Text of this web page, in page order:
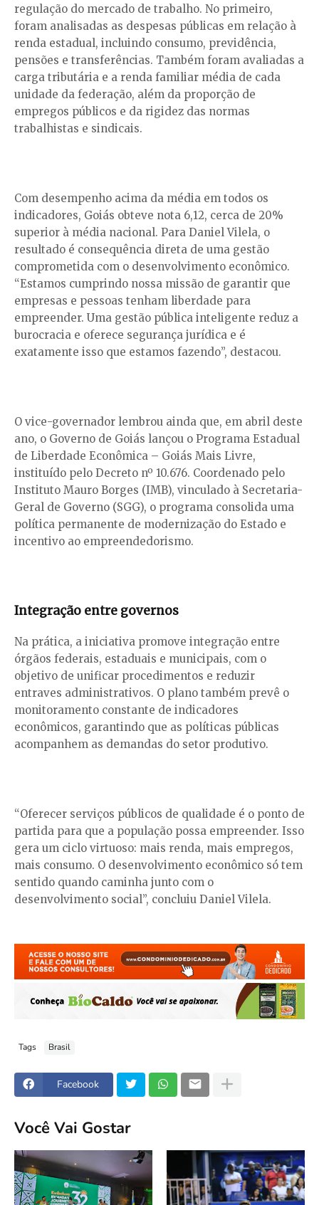
regulação do mercado de trabalho. No primeiro,
foram analisadas as despesas públicas em relação à
renda estadual, incluindo consumo, previdência,
pensões e transferências. Também foram avaliadas a
carga tributária e a renda familiar média de cada
unidade da federação, além da proporção de
empregos públicos e da rigidez das normas
trabalhistas e sindicais.
Com desempenho acima da média em todos os
indicadores, Goiás obteve nota 6,12, cerca de 20%
superior à média nacional. Para Daniel Vilela, o
resultado é consequência direta de uma gestão
comprometida com o desenvolvimento econômico.
“Estamos cumprindo nossa missão de garantir que
empresas e pessoas tenham liberdade para
empreender. Uma gestão pública inteligente reduz a
burocracia e oferece segurança jurídica e é
exatamente isso que estamos fazendo”, destacou.
O vice-governador lembrou ainda que, em abril deste
ano, o Governo de Goiás lançou o Programa Estadual
de Liberdade Econômica – Goiás Mais Livre,
instituído pelo Decreto nº 10.676. Coordenado pelo
Instituto Mauro Borges (IMB), vinculado à Secretaria-
Geral de Governo (SGG), o programa consolida uma
política permanente de modernização do Estado e
incentivo ao empreendedorismo.
Integração entre governos
Na prática, a iniciativa promove integração entre
órgãos federais, estaduais e municipais, com o
objetivo de unificar procedimentos e reduzir
entraves administrativos. O plano também prevê o
monitoramento constante de indicadores
econômicos, garantindo que as políticas públicas
acompanhem as demandas do setor produtivo.
“Oferecer serviços públicos de qualidade é o ponto de
partida para que a população possa empreender. Isso
gera um ciclo virtuoso: mais renda, mais empregos,
mais consumo. O desenvolvimento econômico só tem
sentido quando caminha junto com o
desenvolvimento social”, concluiu Daniel Vilela.
Tags Brasil
Facebook
Você Vai Gostar